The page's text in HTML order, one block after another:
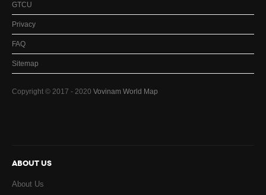
GTCU
Privacy
FAQ
Sitemap
Copyright © 2017 - 2020 Vovinam World Map
ABOUT US
About Us